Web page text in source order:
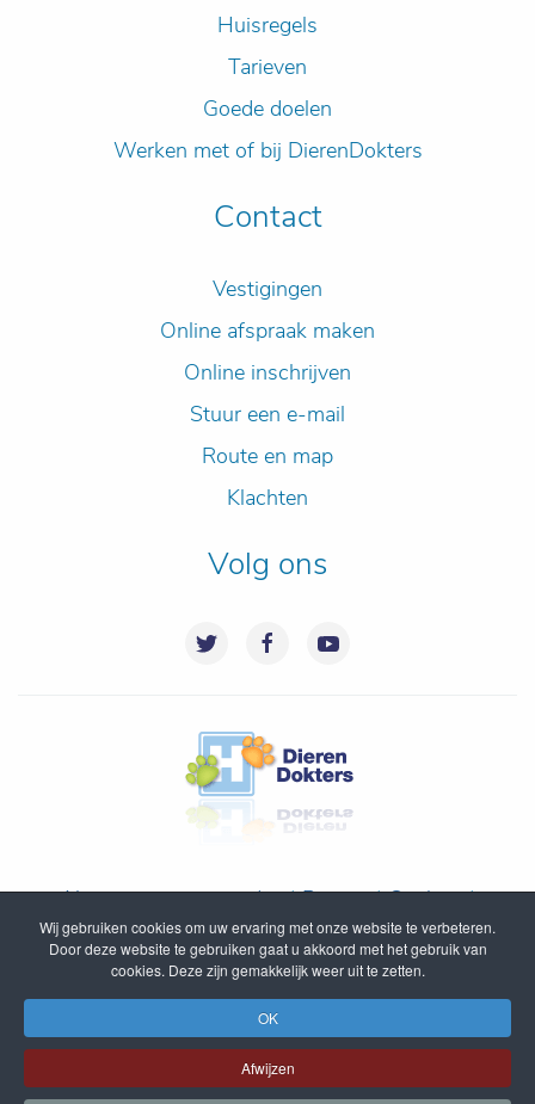
Huisregels
Tarieven
Goede doelen
Werken met of bij DierenDokters
Contact
Vestigingen
Online afspraak maken
Online inschrijven
Stuur een e-mail
Route en map
Klachten
Volg ons
Algemene voorwaarden|Privacy|Cookies|
Disclaimer|Inloggen|Sitemap
© DierenDokters B.V. 2005 - 2020
Wij gebruiken cookies om uw ervaring met onze website te verbeteren.
Door deze website te gebruiken gaat u akkoord met het gebruik van
cookies. Deze zijn gemakkelijk weer uit te zetten.
OK
Afwijzen